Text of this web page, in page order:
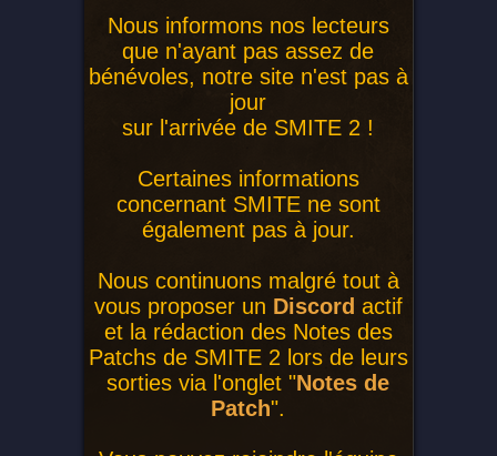
Nous informons nos lecteurs
que n'ayant pas assez de
bénévoles, notre site n'est pas à
jour
sur l'arrivée de SMITE 2 !
Certaines informations
concernant SMITE ne sont
également pas à jour.
Nous continuons malgré tout à
vous proposer un Discord actif
et la rédaction des Notes des
Patchs de SMITE 2 lors de leurs
sorties via l'onglet "Notes de
Patch".